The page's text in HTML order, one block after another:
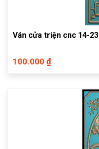
Ván cửa triện cnc 14-23
100.000 ₫